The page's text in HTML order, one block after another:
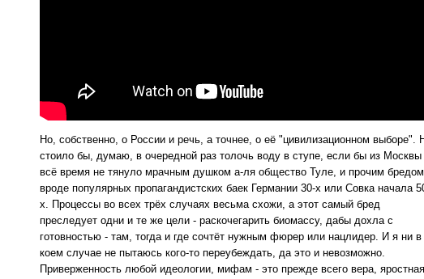
Но, собственно, о России и речь, а точнее, о её "цивилизационном выборе".
стоило бы, думаю, в очередной раз толочь воду в ступе, если бы из Москвы
всё время не тянуло мрачным душком а-ля общество Туле, и прочим бредом,
вроде популярных пропагандистских баек Германии 30-х или Совка начала
х. Процессы во всех трёх случаях весьма схожи, а этот самый бред
преследует одни и те же цели - раскочегарить биомассу, дабы дохла с
готовностью - там, тогда и где сочтёт нужным фюрер или нацлидер. И я ни в
коем случае не пытаюсь кого-то переубеждать, да это и невозможно.
Приверженность любой идеологии, мифам - это прежде всего вера,